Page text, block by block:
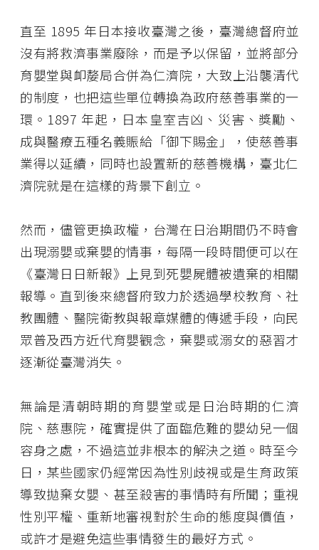
直至 1895 年日本接收臺灣之後，臺灣總督府並
沒有將救濟事業廢除，而是予以保留，並將部分
育嬰堂與卹嫠局合併為仁濟院，大致上沿襲清代
的制度，也把這些單位轉換為政府慈善事業的一
環。1897 年起，日本皇室吉凶、災害、獎勵、
成與醫療五種名義賑給「御下賜金」，使慈善事
業得以延續，同時也設置新的慈善機構，臺北仁
濟院就是在這樣的背景下創立。
然而，儘管更換政權，台灣在日治期間仍不時會
出現溺嬰或棄嬰的情事，每隔一段時間便可以在
《臺灣日日新報》上見到死嬰屍體被遺棄的相關
報導。直到後來總督府致力於透過學校教育、社
教團體、醫院衛教與報章媒體的傳遞手段，向民
眾普及西方近代育嬰觀念，棄嬰或溺女的惡習才
逐漸從臺灣消失。
無論是清朝時期的育嬰堂或是日治時期的仁濟
院、慈惠院，確實提供了面臨危難的嬰幼兒一個
容身之處，不過這並非根本的解決之道。時至今
日，某些國家仍經常因為性別歧視或是生育政策
導致拋棄女嬰、甚至殺害的事情時有所聞；重視
性別平權、重新地審視對於生命的態度與價值，
或許才是避免這些事情發生的最好方式。